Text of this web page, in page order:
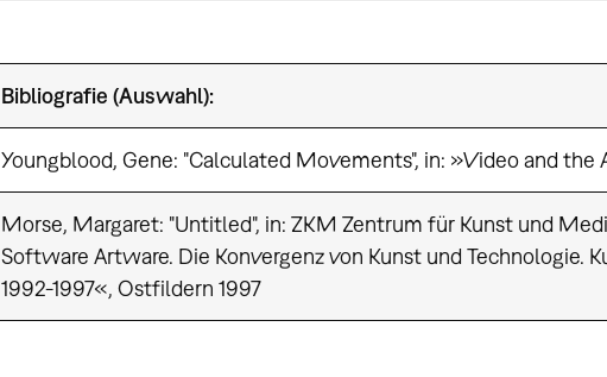
Bibliografie (Auswahl):
Youngblood, Gene: "Calculated Movements", in: »Video and the
Morse, Margaret: "Untitled", in: ZKM Zentrum für Kunst und
Software Artware. Die Konvergenz von Kunst und
1992-1997«, Ostfildern 1997